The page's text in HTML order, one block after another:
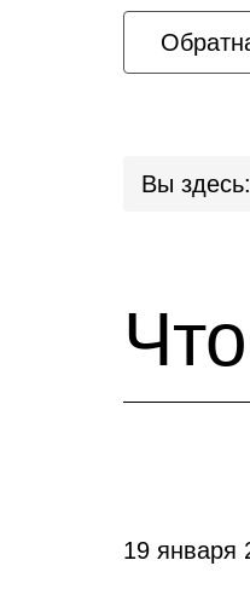
Вы здесь:
19 января